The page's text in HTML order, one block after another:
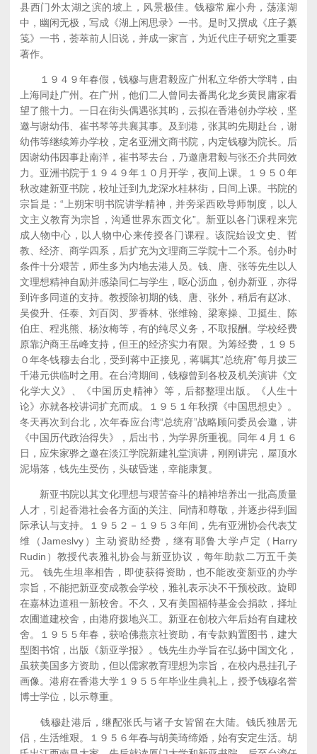
县西门外太湖之滨的坡上，风景极佳。钱穆常雇小舟，荡漾湖
中，幽闲无极，写成《湖上闲思录》一书。是时又撰成《庄子纂
笺》一书，荟萃前人旧说，并成一家言，为近代庄子研究之重要
著作。
１９４９年春假，钱穆与唐君毅应广州私立华侨大学聘，由
上海同赴广州。在广州，他们二人曾同去番禺化龙乡黄艮庸家看
望了熊十力。一日在街头偶遇张其昀，云拟在香港创办学校，坚
邀与谢幼伟、崔书琴等共襄其事。及到港，张其昀先期赴台，谢
幼伟等继续筹办学校，定名亚洲文商书院，内定钱穆为院长。后
因谢幼伟因事赴南洋，崔书琴去台，乃邀唐君毅与张丕介共同效
力。亚洲书院于１９４９年１０月开学，夜间上课。１９５０年
秋改建新亚书院，校址迁到九龙深水桂林街，日间上课。书院的
宗旨是：“上朔宋明书院讲学精神，并旁采西欧导师制度，以人
文主义教育为宗旨，沟通世界东西文化”。新亚以各门课程来完
成人物中心，以人物中心来传授各门课程。该院始设文史、哲
教、经济、商学四系，后扩充为文理商三学院十二个系。创办时
条件十分艰苦，师生多为内地去港人员。钱、唐、张等先生以人
文理想精神自励并感染同仁与学生，呕心沥血，创办新亚，亦得
到许多同道的支持。教授除初期的钱、唐、张外，稍后有赵冰、
吴俊升、任泰、刘百闵、罗香林、张维翰、梁寒操、卫挺生、陈
伯庄、程兆熊、杨汝梅等，有的纯尽义务，不取报酬。学校经费
原靠沪商王岳峰支持，但王的经济实力有限。为筹经费，１９５
０年冬钱穆去台北，受到蒋中正接见，蒋嘱其“总统府”每月拨三
千港元供临时之用。在台湾期间，钱穆曾到各校及机关演讲《文
化学大义》、《中国历史精神》等，后都整理出版。《人生十
论》亦就各校讲词扩充而成。１９５１年秋撰《中国思想史》。
冬天再次到台北，次年春应台湾“总统府”战略顾问委员会邀，讲
《中国历代政治得失》，后出书，为学界所重视。同年４月１６
日，应朱家骅之邀在淡江学院新建礼堂演讲，刚刚讲完，屋顶水
泥塌落，钱先生受伤，头破昏迷，幸能康复。
新亚书院以其文化理想与艰苦奋斗的精神培养出一批高质量
人才，引起香港社会各方面的关注、同情和尊敬，并逐步得到国
际承认与支持。１９５２－１９５３年间，先有亚洲协会代表艾
维（Jameslvy）主动资助经费，继有耶鲁大学卢定（Harry
Rudin）教授代表雅礼协会与新亚协议，每年助款二万五千美
元。 钱先生坦率相告，即使获得资助，也不能改变新亚的办学
宗旨，不能把新亚变成教会学校，雅礼表示决不干预校政。旋即
在嘉林边道租一新校舍。不久，又有美国福特基金会捐款，择址
农圃道建校舍，由港府拨地兴工。新亚在创校六年后始有自建校
舍。１９５５年春，获哈佛燕京社资助，有专款购置图书，建大
型图书馆，出版《新亚学报》。钱先生办学旨在弘扬中国文化，
虽获美国多方资助，但以儒家教育理想为宗旨，在校内悬挂孔子
画像。港府在香港大学１９５５年毕业生典礼上，授予钱穆名誉
博士学位，以示尊重。
钱穆赴港后，继配张氏与诸子女皆留在大陆。钱氏独居无
侣，生活维艰。１９５６年春与胡美琦缔婚，始有安定生活。胡